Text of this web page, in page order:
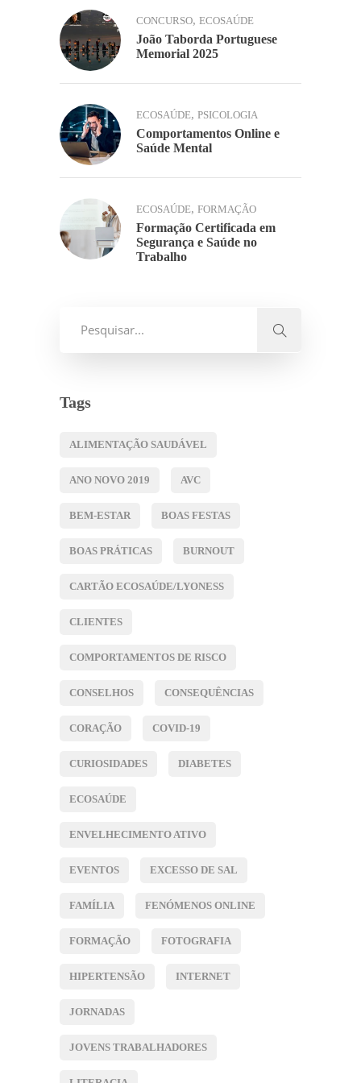
CONCURSO, ECOSAÚDE
João Taborda Portuguese
Memorial 2025
ECOSAÚDE, PSICOLOGIA
Comportamentos Online e
Saúde Mental
ECOSAÚDE, FORMAÇÃO
Formação Certificada em
Segurança e Saúde no
Trabalho
Tags
ALIMENTAÇÃO SAUDÁVEL
ANO NOVO 2019 AVC
BEM-ESTAR BOAS FESTAS
BOAS PRÁTICAS BURNOUT
CARTÃO ECOSAÚDE/LYONESS
CLIENTES
COMPORTAMENTOS DE RISCO
CONSELHOS CONSEQUÊNCIAS
CORAÇÃO COVID-19
CURIOSIDADES DIABETES
ECOSAÚDE
ENVELHECIMENTO ATIVO
EVENTOS EXCESSO DE SAL
FAMÍLIA FENÓMENOS ONLINE
FORMAÇÃO FOTOGRAFIA
HIPERTENSÃO INTERNET
JORNADAS
JOVENS TRABALHADORES